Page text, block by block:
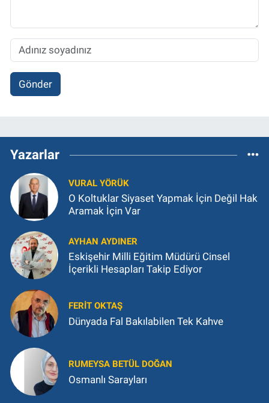
Gönder
Yazarlar
VURAL YÖRÜK
O Koltuklar Siyaset Yapmak İçin Değil Hak
Aramak İçin Var
AYHAN AYDINER
Eskişehir Milli Eğitim Müdürü Cinsel
İçerikli Hesapları Takip Ediyor
FERIT OKTAŞ
Dünyada Fal Bakılabilen Tek Kahve
RUMEYSA BETÜL DOĞAN
Osmanlı Sarayları